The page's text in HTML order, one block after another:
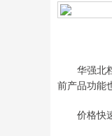
华强北档
前产品功能
价格快速